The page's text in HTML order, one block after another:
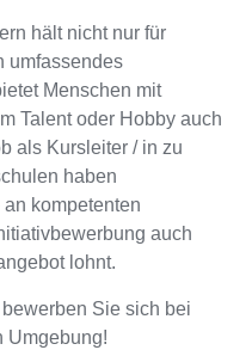
hält nicht nur für
umfassendes
Menschen mit
Talent oder Hobby auch
als Kursleiter / in zu
haben
kompetenten
auch
lohnt.
Sie sich bei
Umgebung!